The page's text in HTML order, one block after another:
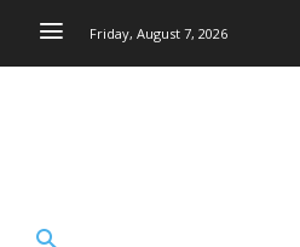
Friday, August 7, 2026